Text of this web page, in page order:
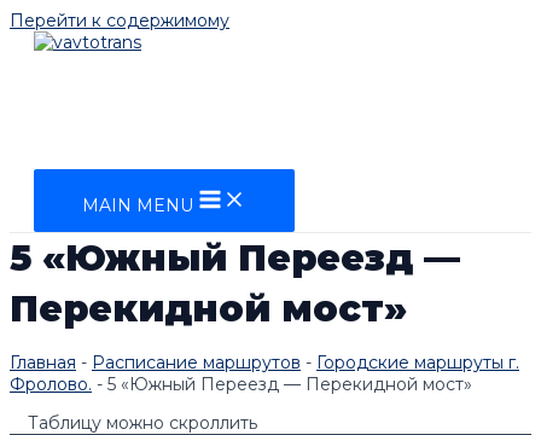
Перейти к содержимому
MAIN MENU
5 «Южный Переезд —
Перекидной мост»
Главная - Расписание маршрутов - Городские маршруты г.
Фролово. - 5 «Южный Переезд — Перекидной мост»
Таблицу можно скроллить